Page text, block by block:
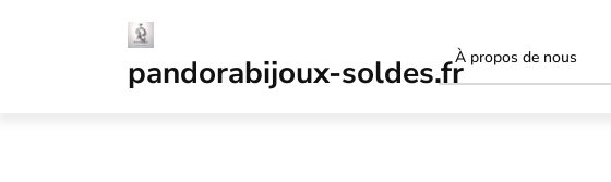
pandorabijoux-soldes.frÀ propos de nous